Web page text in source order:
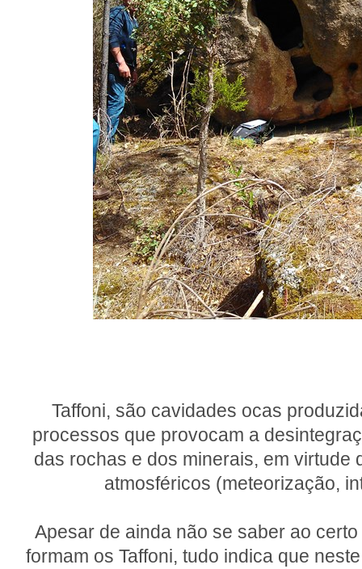
Taffoni, são cavidades ocas
processos que provocam a
das rochas e dos minerais, em virtude
atmosféricos (meteorização,
Apesar de ainda não se saber ao
formam os Taffoni, tudo indica que